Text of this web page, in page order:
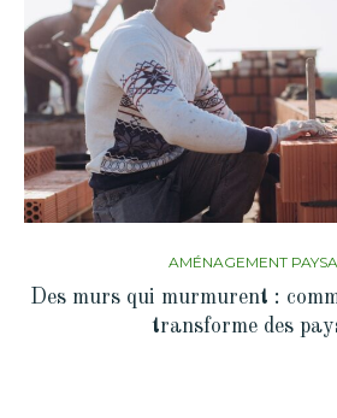
AMÉNAGEMENT
Des murs qui murmurent :
transforme des